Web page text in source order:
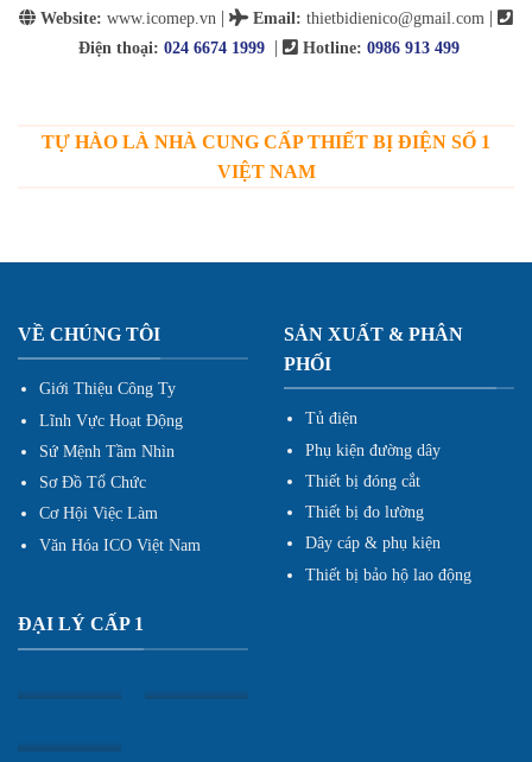
Website: www.icomep.vn | Email: thietbidienico@gmail.com |
Điện thoại: 024 6674 1999 | Hotline: 0986 913 499
TỰ HÀO LÀ NHÀ CUNG CẤP THIẾT BỊ ĐIỆN SỐ 1
VIỆT NAM
VỀ CHÚNG TÔI
Giới Thiệu Công Ty
Lĩnh Vực Hoạt Động
Sứ Mệnh Tầm Nhìn
Sơ Đồ Tổ Chức
Cơ Hội Việc Làm
Văn Hóa ICO Việt Nam
SẢN XUẤT & PHÂN
PHỐI
Tủ điện
Phụ kiện đường dây
Thiết bị đóng cắt
Thiết bị đo lường
Dây cáp & phụ kiện
Thiết bị bảo hộ lao động
ĐẠI LÝ CẤP 1